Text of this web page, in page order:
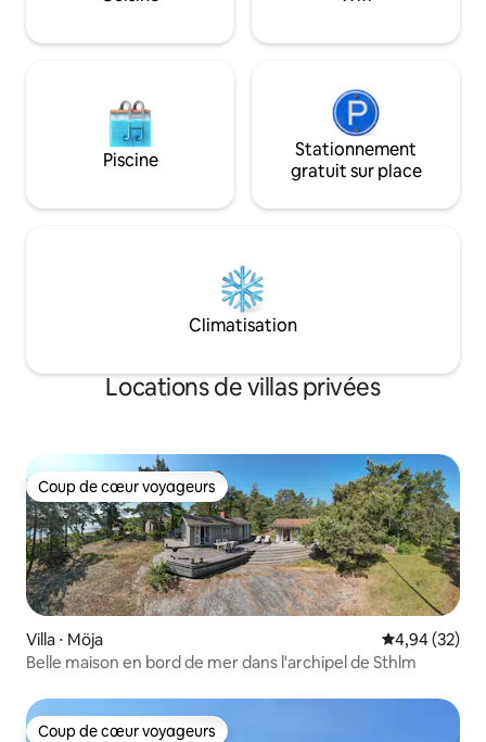
bois. Le bus 428 prend 30 min à
l'idyllique Gudö. Bienvenue à la Villa
Piscine
Stationnement
gratuit sur place
Climatisation
Locations de villas privées
Coup de cœur voyageurs
Coup de cœur voyageurs
Villa ⋅ Möja Évaluation
4,94 (32)
Belle maison en bord de mer dans l'archipel de Sthlm
Coup de cœur voyageurs